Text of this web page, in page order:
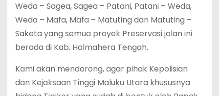
Weda – Sagea, Sagea – Patani, Patani – Weda,
Weda – Mafa, Mafa – Matuting dan Matuting –
Saketa yang semua proyek Preservasi jalan ini
berada di Kab. Halmahera Tengah.
Kami akan mendorong, agar pihak Kepolisian
dan Kejaksaan Tinggi Maluku Utara khususnya